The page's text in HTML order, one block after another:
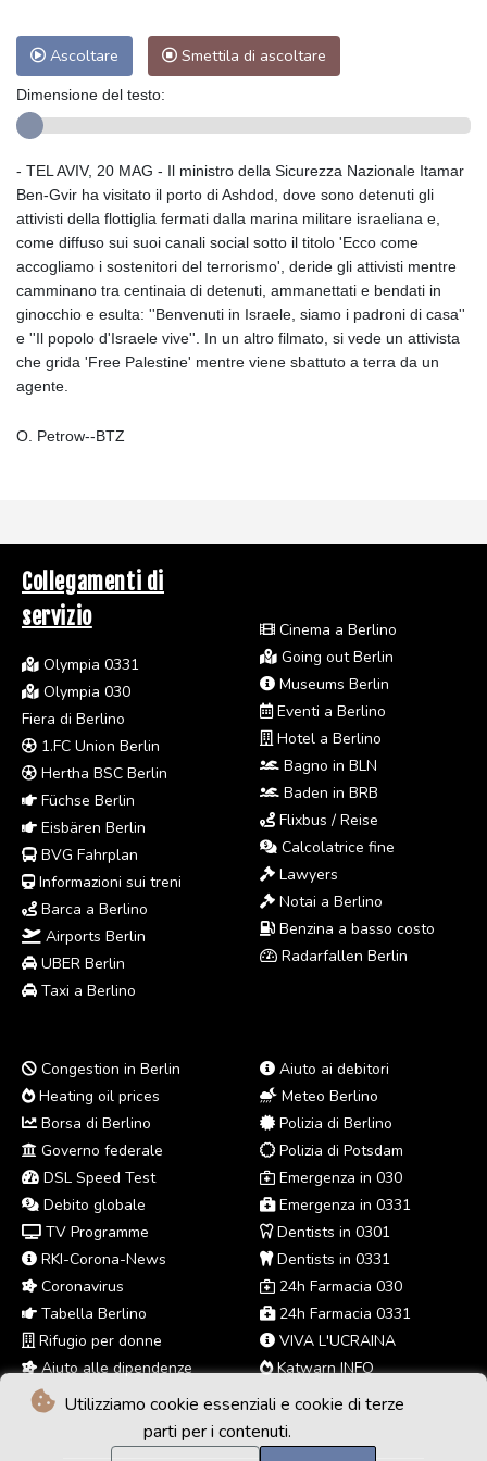
Utilizziamo cookie essenziali e cookie di terze
parti per i contenuti.
Ascoltare Smettila di ascoltare
Dimensione del testo:
- TEL AVIV, 20 MAG - Il ministro della Sicurezza Nazionale Itamar
Ben-Gvir ha visitato il porto di Ashdod, dove sono detenuti gli
attivisti della flottiglia fermati dalla marina militare israeliana e,
come diffuso sui suoi canali social sotto il titolo 'Ecco come
accogliamo i sostenitori del terrorismo', deride gli attivisti mentre
camminano tra centinaia di detenuti, ammanettati e bendati in
ginocchio e esulta: ''Benvenuti in Israele, siamo i padroni di casa''
e ''Il popolo d'Israele vive''. In un altro filmato, si vede un attivista
che grida 'Free Palestine' mentre viene sbattuto a terra da un
agente.
O. Petrow--BTZ
Collegamenti di
servizio
Olympia 0331
Olympia 030
Fiera di Berlino
1.FC Union Berlin
Hertha BSC Berlin
Füchse Berlin
Eisbären Berlin
BVG Fahrplan
Informazioni sui treni
Barca a Berlino
Airports Berlin
UBER Berlin
Taxi a Berlino
Cinema a Berlino
Going out Berlin
Museums Berlin
Eventi a Berlino
Hotel a Berlino
Bagno in BLN
Baden in BRB
Flixbus / Reise
Calcolatrice fine
Lawyers
Notai a Berlino
Benzina a basso costo
Radarfallen Berlin
Congestion in Berlin
Heating oil prices
Borsa di Berlino
Governo federale
DSL Speed Test
Debito globale
TV Programme
RKI-Corona-News
Coronavirus
Tabella Berlino
Rifugio per donne
Aiuto alle dipendenze
Aiuto ai debitori
Meteo Berlino
Polizia di Berlino
Polizia di Potsdam
Emergenza in 030
Emergenza in 0331
Dentists in 0301
Dentists in 0331
24h Farmacia 030
24h Farmacia 0331
VIVA L'UCRAINA
Katwarn INFO